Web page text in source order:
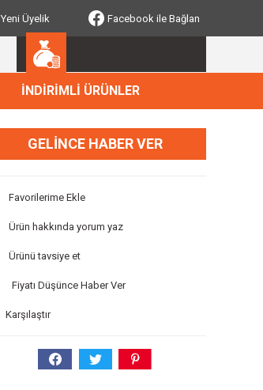
Yeni Üyelik Facebook ile Bağlan
İNDİRİMLİ ÜRÜNLER
GELINCE HABER VER
Ürün hakkında yorum yaz
Ürünü tavsiye et
Fiyatı Düşünce Haber Ver
Karşılaştır